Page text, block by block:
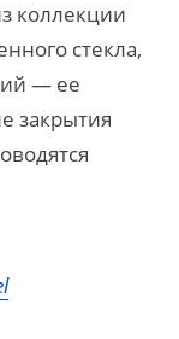
коллекции
стекла,
— ее
закрытия